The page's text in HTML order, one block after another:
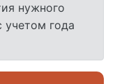
нужного
учетом года